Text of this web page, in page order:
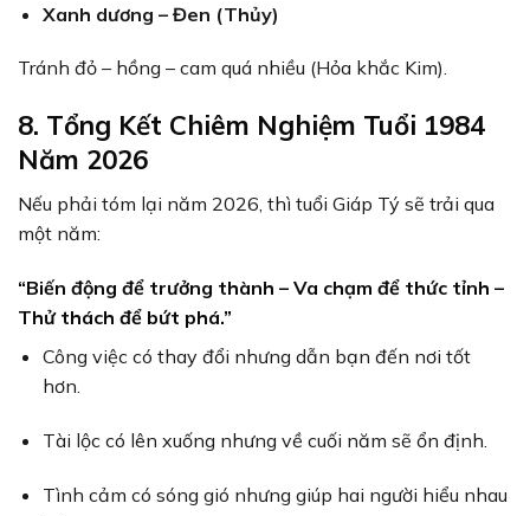
Xanh dương – Đen (Thủy)
Tránh đỏ – hồng – cam quá nhiều (Hỏa khắc Kim).
8. Tổng Kết Chiêm Nghiệm Tuổi 1984
Năm 2026
Nếu phải tóm lại năm 2026, thì tuổi Giáp Tý sẽ trải qua
một năm:
“Biến động để trưởng thành – Va chạm để thức tỉnh –
Thử thách để bứt phá.”
Công việc có thay đổi nhưng dẫn bạn đến nơi tốt
hơn.
Tài lộc có lên xuống nhưng về cuối năm sẽ ổn định.
Tình cảm có sóng gió nhưng giúp hai người hiểu nhau